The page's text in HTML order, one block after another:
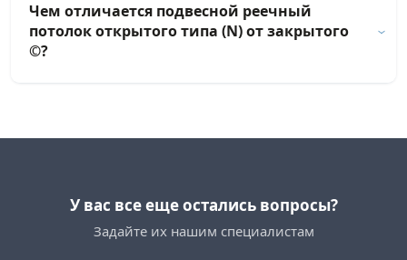
Чем отличается подвесной реечный
потолок открытого типа (N) от закрытого
©?
У вас все еще остались вопросы?
Задайте их нашим специалистам